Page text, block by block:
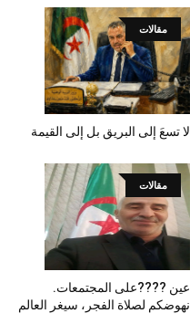
مقالات
لا تسعَ إلى البريق بل إلى القيمة
مقالات
عين ????على المجتمعات.
نهوضكم لصلاة الفجر، سيغر العالم